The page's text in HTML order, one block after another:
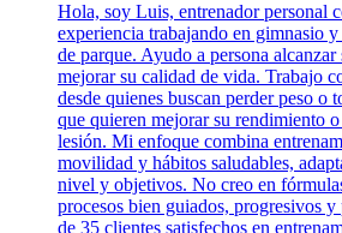
Hola, soy Luis, entrenador personal
experiencia trabajando en gimnasio
de parque. Ayudo a persona
mejorar su calidad de vida. Trabajo
desde quienes buscan perder peso o
que quieren mejorar su rendimiento o
lesión. Mi enfoque combina
movilidad y hábitos saludables,
nivel y objetivos. No creo en
procesos bien guiados, progresivos
de 35 clientes satisfechos en